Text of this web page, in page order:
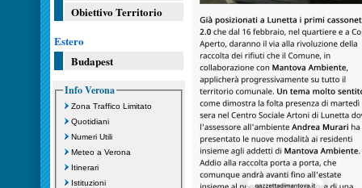
Obiettivo Territorio
Estero
Budapest
Info Verona
Zona Traffico Limitato
Quotidiani
Numeri Utili
Meteo a Verona
Itinerari
Istituzioni